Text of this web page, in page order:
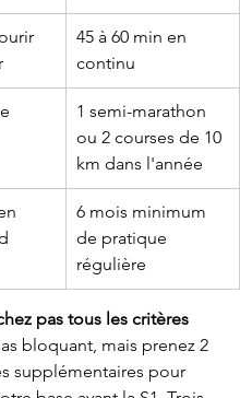
45 à 60 min en
continu
1 semi-marathon
ou 2 courses de 10
km dans l'année
6 mois minimum
de pratique
régulière
pas tous les critères
bloquant, mais prenez 2
supplémentaires pour